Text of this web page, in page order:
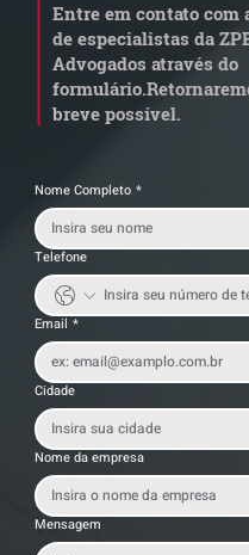
por penosidade e
alerta para
transportadoras
Entre em contato com
de especialistas da
Advogados através do
formulário.
breve possível.
Nome Completo *
Telefone
Email *
Cidade
Nome da empresa
Mensagem